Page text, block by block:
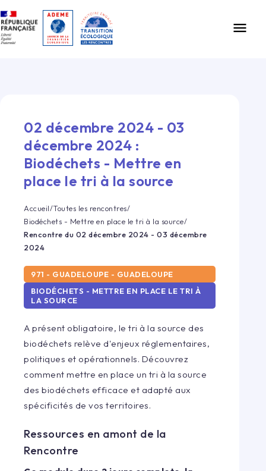
menu
02 décembre 2024 - 03
décembre 2024 :
Biodéchets - Mettre en
place le tri à la source
Accueil/Toutes les rencontres/
Biodéchets - Mettre en place le tri à la source/
Rencontre du 02 décembre 2024 - 03 décembre
2024
971 - GUADELOUPE - GUADELOUPE
BIODÉCHETS - METTRE EN PLACE LE TRI À
LA SOURCE
A présent obligatoire, le tri à la source des
biodéchets relève d'enjeux réglementaires,
politiques et opérationnels. Découvrez
comment mettre en place un tri à la source
des biodéchets efficace et adapté aux
spécificités de vos territoires.
Ressources en amont de la
Rencontre